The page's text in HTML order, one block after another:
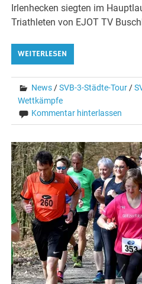
Irlenhecken siegten im
Triathleten von EJOT TV
WEITERLESEN
News /SVB-3-Städte-Tour /
Wettkämpfe
Kommentar hinterlassen